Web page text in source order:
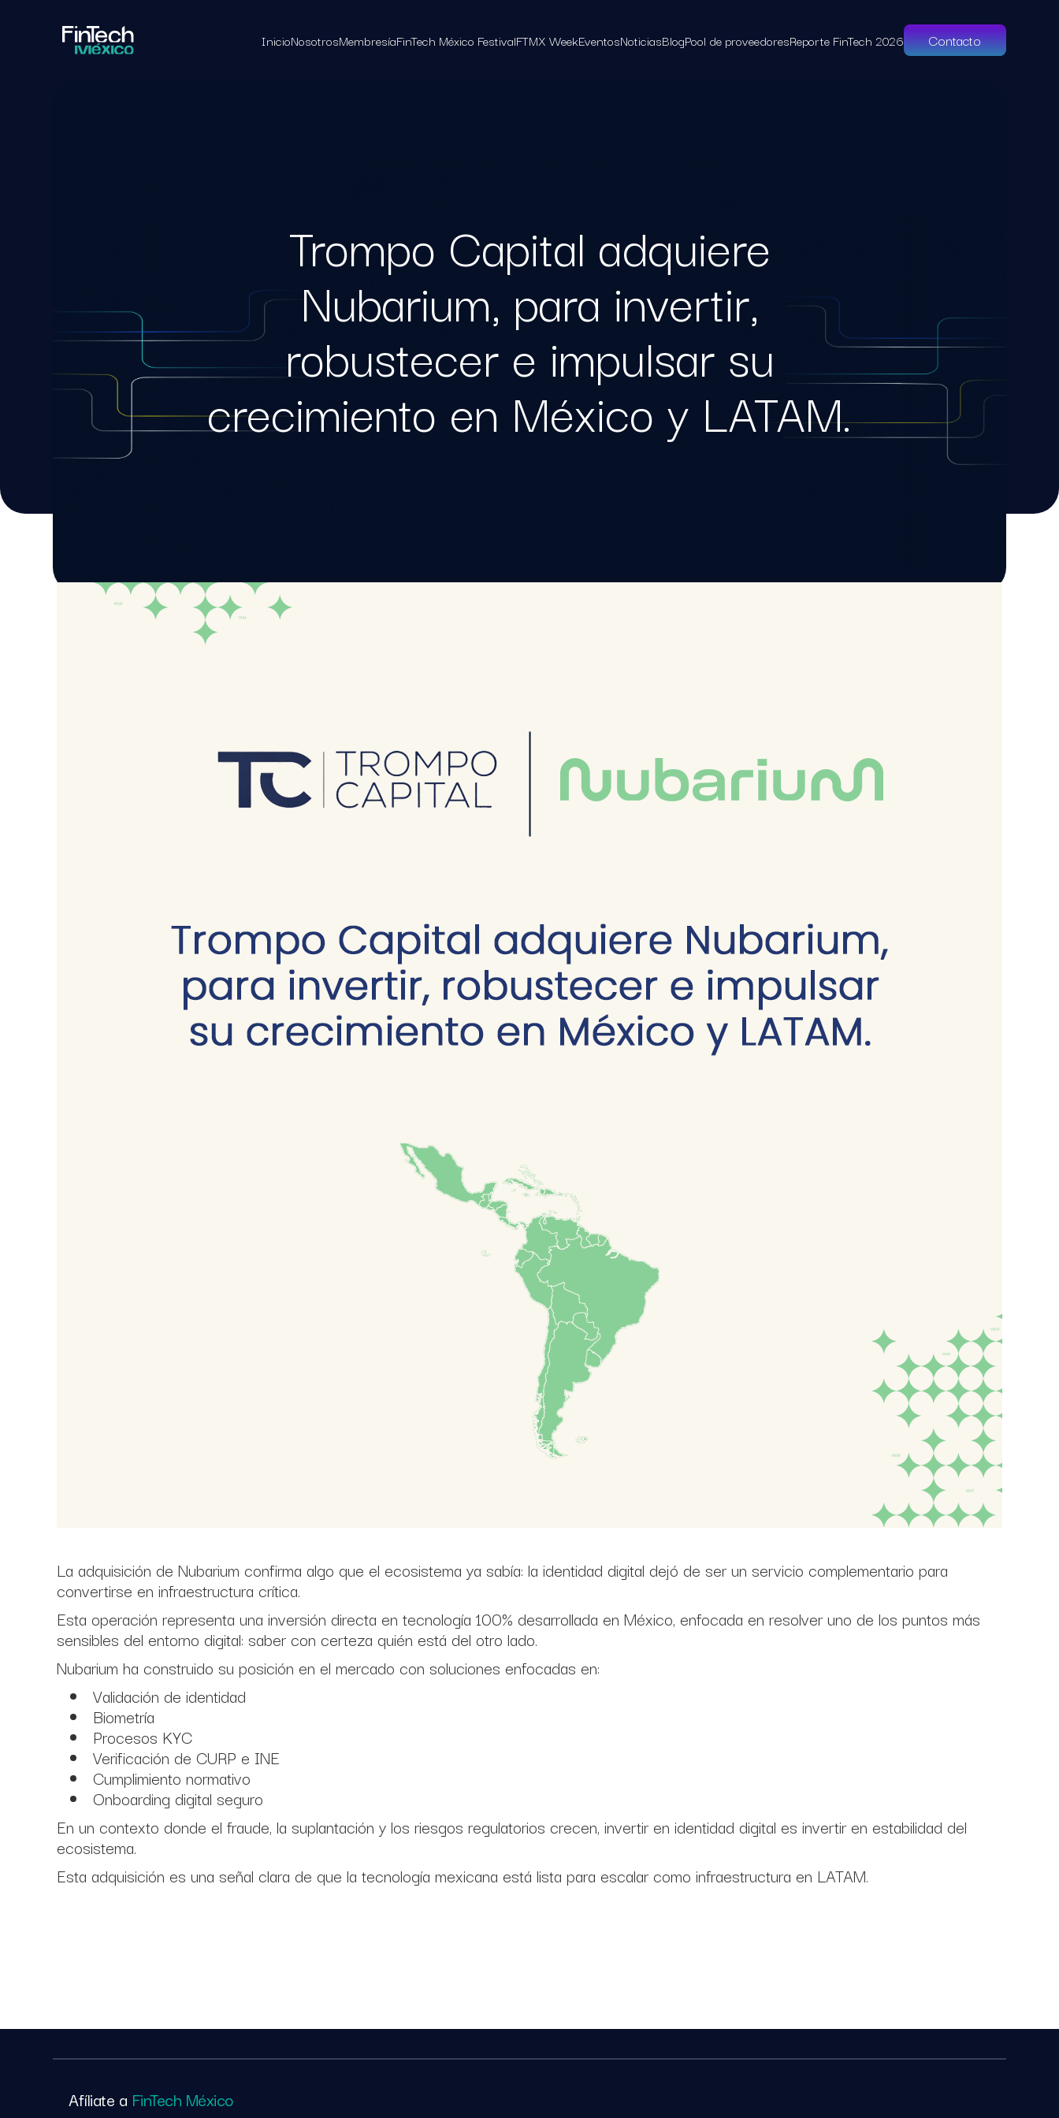
InicioNosotrosMembresíaFinTech México FestivalFTMX WeekEventosNoticiasBlogPool de proveedoresReporte FinTech 2026 Contacto
Trompo Capital adquiere
Nubarium, para invertir,
robustecer e impulsar su
crecimiento en México y LATAM.
La adquisición de Nubarium confirma algo que el ecosistema ya sabía: la identidad digital dejó de ser un servicio complementario para
convertirse en infraestructura crítica.
Esta operación representa una inversión directa en tecnología 100% desarrollada en México, enfocada en resolver uno de los puntos más
sensibles del entorno digital: saber con certeza quién está del otro lado.
Nubarium ha construido su posición en el mercado con soluciones enfocadas en:
⁠ ⁠Validación de identidad
⁠ ⁠Biometría
⁠ ⁠Procesos KYC
⁠ ⁠Verificación de CURP e INE
⁠ ⁠Cumplimiento normativo
⁠ ⁠Onboarding digital seguro
En un contexto donde el fraude, la suplantación y los riesgos regulatorios crecen, invertir en identidad digital es invertir en estabilidad del
ecosistema.
Esta adquisición es una señal clara de que la tecnología mexicana está lista para escalar como infraestructura en LATAM.
Afíliate a FinTech México